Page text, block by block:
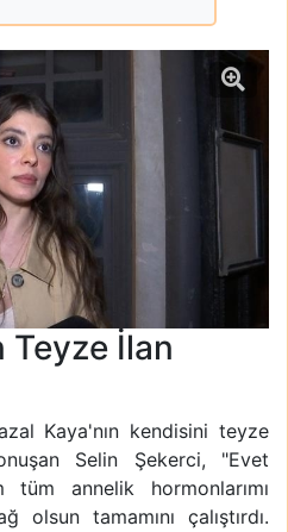
Teyze İlan
Kaya'nın kendisini teyze
Selin Şekerci, "Evet
tüm annelik hormonlarımı
olsun tamamını çalıştırdı.